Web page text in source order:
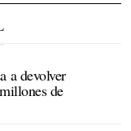
a devolver
de